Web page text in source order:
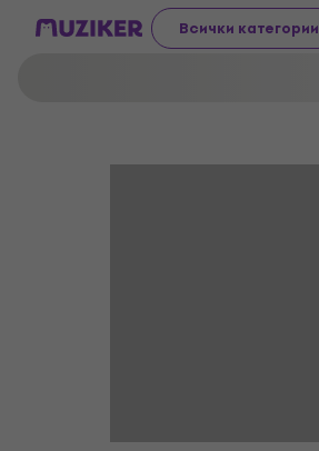
Всички категории